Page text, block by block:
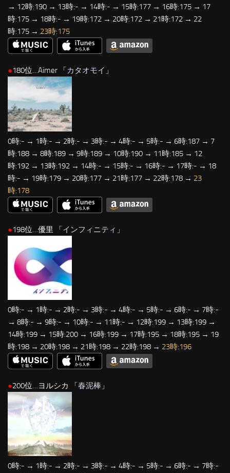
→ 12時:190 → 13時:- → 14時:- → 15時:177 → 16時:175 → 17
時:175 → 18時:- → 19時:172 → 20時:172 → 21時:172 → 22
時:175 → 23時:175
●180位…Aimer 「 カタオモイ 」
0時:- → 1時:- → 2時:- → 3時:- → 4時:- → 5時:- → 6時:187 → 7
時:188 → 8時:189 → 9時:189 → 10時:190 → 11時:185 → 12
時:192 → 13時:192 → 14時:- → 15時:- → 16時:- → 17時:- → 18
時:- → 19時:179 → 20時:177 → 21時:177 → 22時:178 → 23
時:178
●198位…優里 「インフィニティ 」
0時:- → 1時:- → 2時:- → 3時:- → 4時:- → 5時:- → 6時:- → 7時:-
→ 8時:- → 9時:- → 10時:- → 11時:- → 12時:199 → 13時:199 →
14時:199 → 15時:200 → 16時:199 → 17時:195 → 18時:195 → 19
時:198 → 20時:198 → 21時:198 → 22時:198 → 23時:196
●200位…ヨルシカ 「春泥棒 」
0時:- → 1時:- → 2時:- → 3時:- → 4時:- → 5時:- → 6時:- → 7時:-